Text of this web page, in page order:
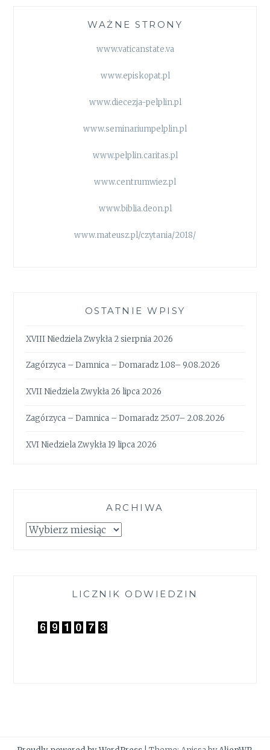
WAŻNE STRONY
www.vaticanstate.va
www.episkopat.pl
www.diecezja-pelplin.pl
www.seminariumpelplin.pl
www.pelplin.caritas.pl
www.centrumwiez.pl
www.biblia.deon.pl
www.mateusz.pl/czytania/2018/
OSTATNIE WPISY
XVIII Niedziela Zwykła 2 sierpnia 2026
Zagórzyca – Damnica – Domaradz 1.08– 9.08.2026
XVII Niedziela Zwykła 26 lipca 2026
Zagórzyca – Damnica – Domaradz 25.07– 2.08.2026
XVI Niedziela Zwykła 19 lipca 2026
ARCHIWA
Archiwa
LICZNIK ODWIEDZIN